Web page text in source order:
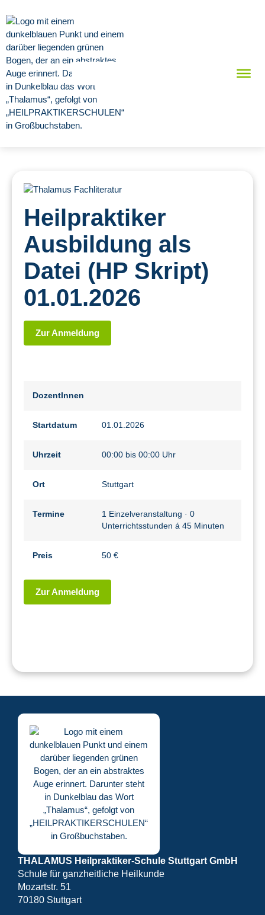
Heilpraktiker
Ausbildung als
Datei (HP Skript)
01.01.2026
Zur Anmeldung
DozentInnen
Startdatum 01.01.2026
Uhrzeit 00:00 bis 00:00 Uhr
Ort Stuttgart
Termine
1 Einzelveranstaltung · 0
Unterrichtsstunden á 45 Minuten
Preis 50 €
Zur Anmeldung
THALAMUS Heilpraktiker-Schule Stuttgart GmbH
Schule für ganzheitliche Heilkunde
Mozartstr. 51
70180 Stuttgart